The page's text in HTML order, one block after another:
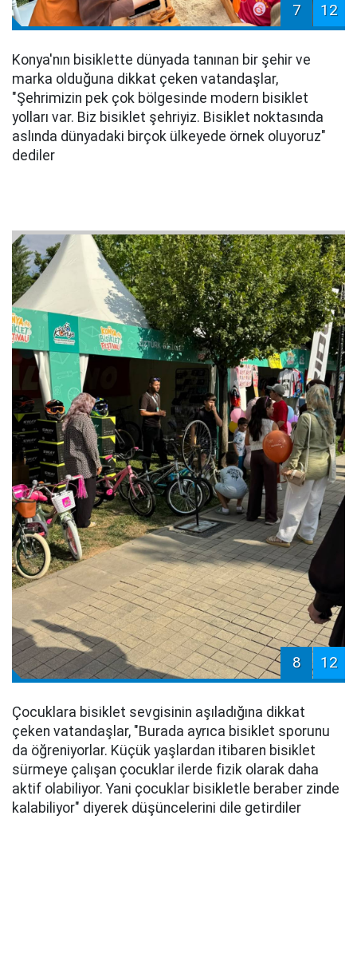
7 12
Konya'nın bisiklette dünyada tanınan bir şehir ve
marka olduğuna dikkat çeken vatandaşlar,
"Şehrimizin pek çok bölgesinde modern bisiklet
yolları var. Biz bisiklet şehriyiz. Bisiklet noktasında
aslında dünyadaki birçok ülkeyede örnek oluyoruz"
dediler
8 12
Çocuklara bisiklet sevgisinin aşıladığına dikkat
çeken vatandaşlar, "Burada ayrıca bisiklet sporunu
da öğreniyorlar. Küçük yaşlardan itibaren bisiklet
sürmeye çalışan çocuklar ilerde fizik olarak daha
aktif olabiliyor. Yani çocuklar bisikletle beraber zinde
kalabiliyor" diyerek düşüncelerini dile getirdiler